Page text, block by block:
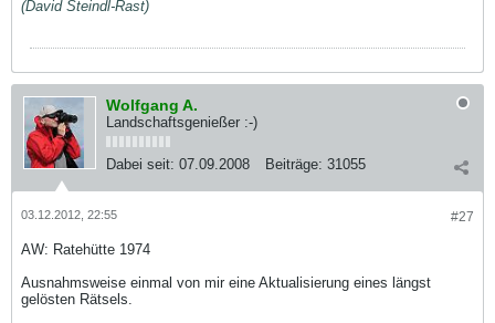
(David Steindl-Rast)
Wolfgang A.
Landschaftsgenießer :-)
Dabei seit: 07.09.2008 Beiträge: 31055
#27
03.12.2012, 22:55
AW: Ratehütte 1974
Ausnahmsweise einmal von mir eine Aktualisierung eines längst
gelösten Rätsels.